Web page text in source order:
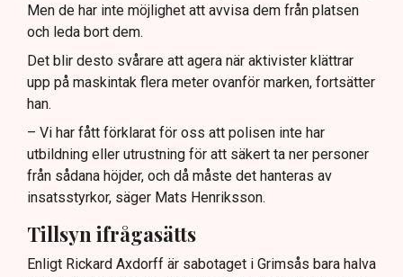
Men de har inte möjlighet att avvisa dem från platsen
och leda bort dem.
Det blir desto svårare att agera när aktivister klättrar
upp på maskintak flera meter ovanför marken, fortsätter
han.
– Vi har fått förklarat för oss att polisen inte har
utbildning eller utrustning för att säkert ta ner personer
från sådana höjder, och då måste det hanteras av
insatsstyrkor, säger Mats Henriksson.
Tillsyn ifrågasätts
Enligt Rickard Axdorff är sabotaget i Grimsås bara halva